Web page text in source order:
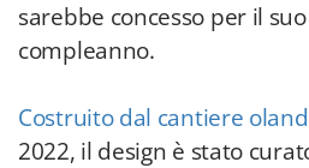
sarebbe concesso per il
compleanno.
Costruito dal cantiere
2022, il design è stato